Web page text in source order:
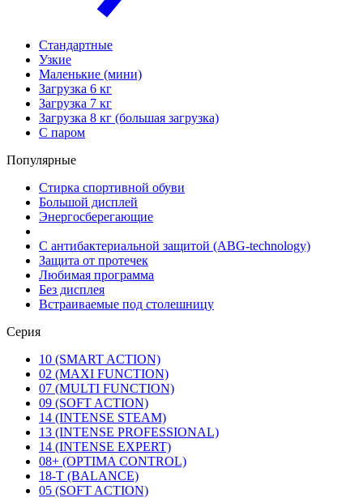
Стандартные
Узкие
Маленькие (мини)
Загрузка 6 кг
Загрузка 7 кг
Загрузка 8 кг (большая загрузка)
С паром
Популярные
Стирка спортивной обуви
Большой дисплей
Энергосберегающие
С антибактериальной защитой (ABG-technology)
Защита от протечек
Любимая программа
Без дисплея
Встраиваемые под столешницу
Серия
10 (SMART ACTION)
02 (MAXI FUNCTION)
07 (MULTI FUNCTION)
09 (SOFT ACTION)
14 (INTENSE STEAM)
13 (INTENSE PROFESSIONAL)
14 (INTENSE EXPERT)
08+ (OPTIMA CONTROL)
18-T (BALANCE)
05 (SOFT ACTION)